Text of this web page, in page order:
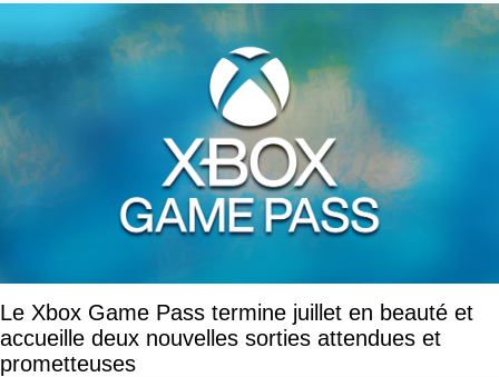
Le Xbox Game Pass termine juillet en beauté et
accueille deux nouvelles sorties attendues et
prometteuses